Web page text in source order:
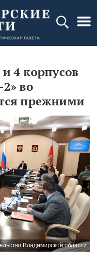
4 корпусов
во
прежними
Владимирской области